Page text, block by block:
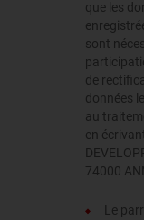
que les
sont
de
données
au
en
74000
Le